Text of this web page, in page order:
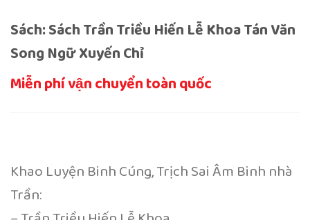
Sách: Sách Trần Triều Hiến Lễ Khoa Tán Văn
Song Ngữ Xuyến Chỉ
Miễn phí vận chuyển toàn quốc
Khao Luyện Binh Cúng, Trịch Sai Âm Binh nhà
Trần: